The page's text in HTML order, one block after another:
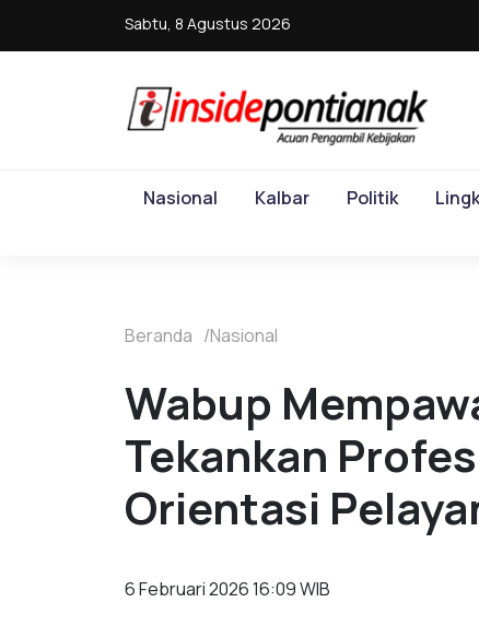
Sabtu, 8 Agustus 2026
Nasional Kalbar Politik
Beranda Nasional
Wabup
Tekankan
Orientasi
6 Februari 2026 16:09 WIB